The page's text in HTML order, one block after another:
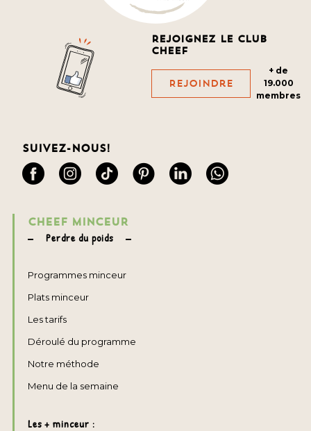
Rejoignez le club
cheef
Rejoindre
+ de
19.000
membres
Suivez-nous!
CHEEF MINCEUR
Perdre du poids
Programmes minceur
Plats minceur
Les tarifs
Déroulé du programme
Notre méthode
Menu de la semaine
Les + minceur :